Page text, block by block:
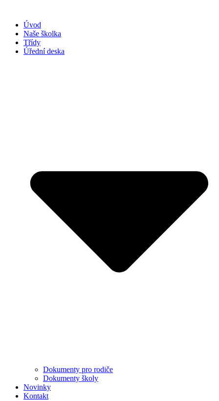
obsahuÚvod
Naše školka
Třídy
Úřední deska
Dokumenty pro rodiče
Dokumenty školy
Novinky
Kontakt